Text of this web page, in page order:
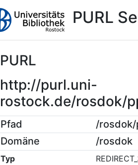
PURL
PURL
http://purl.uni-
rostock.de/rosdok/
Pfad
/rosdok/
Domäne
/rosdok
Typ